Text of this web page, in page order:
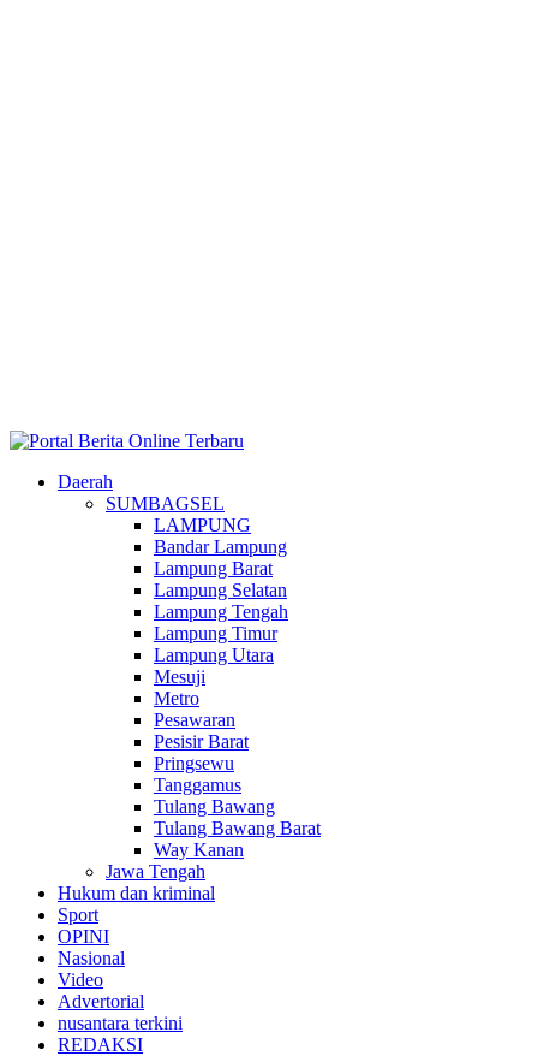
Daerah
SUMBAGSEL
LAMPUNG
Bandar Lampung
Lampung Barat
Lampung Selatan
Lampung Tengah
Lampung Timur
Lampung Utara
Mesuji
Metro
Pesawaran
Pesisir Barat
Pringsewu
Tanggamus
Tulang Bawang
Tulang Bawang Barat
Way Kanan
Jawa Tengah
Hukum dan kriminal
Sport
OPINI
Nasional
Video
Advertorial
nusantara terkini
REDAKSI